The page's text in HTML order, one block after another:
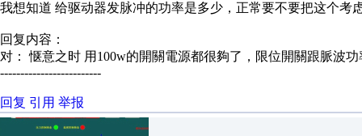
我想知道 给驱动器发脉冲的功率是多少，正常要不要把这个考
回复内容：
对： 惬意之时 用100w的開關電源都很夠了，限位開關跟脈波
-------------------------
回复 引用 举报